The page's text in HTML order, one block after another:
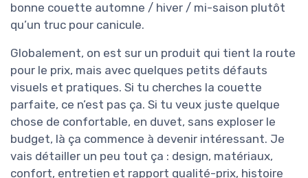
bonne couette automne / hiver / mi-saison plutôt
qu’un truc pour canicule.
Globalement, on est sur un produit qui tient la route
pour le prix, mais avec quelques petits défauts
visuels et pratiques. Si tu cherches la couette
parfaite, ce n’est pas ça. Si tu veux juste quelque
chose de confortable, en duvet, sans exploser le
budget, là ça commence à devenir intéressant. Je
vais détailler un peu tout ça : design, matériaux,
confort, entretien et rapport qualité-prix, histoire